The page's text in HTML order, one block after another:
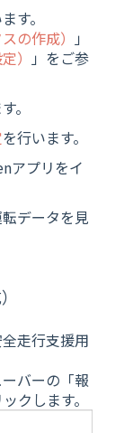
す。
の作成）
」
）
」をご参
。
を行います。
アプリをイ
データを見
走行支援用
バーの「報
クします。